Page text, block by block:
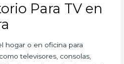
Para TV en
hogar o en oficina para
televisores, consolas,